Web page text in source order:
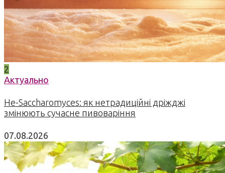
2
Актуально
Не-Saccharomyces: як нетрадиційні дріжджі
змінюють сучасне пивоваріння
07.08.2026